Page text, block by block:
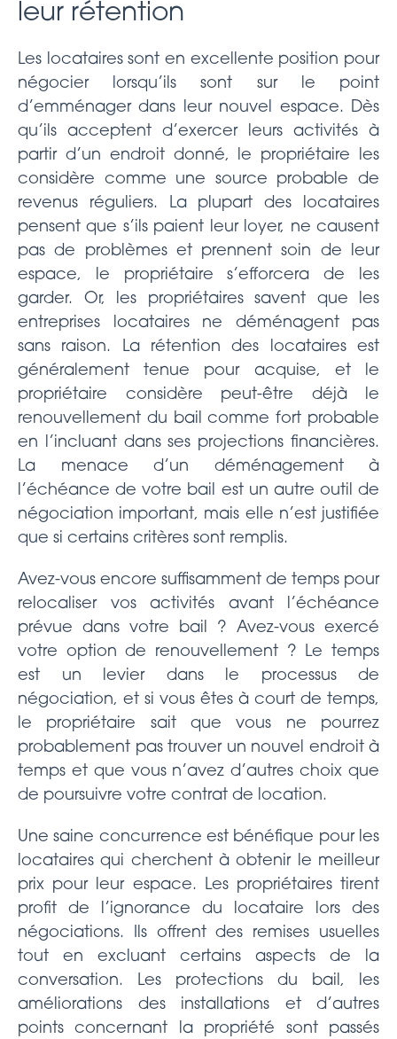
leur rétention
Les locataires sont en excellente position pour
négocier lorsqu’ils sont sur le point
d’emménager dans leur nouvel espace. Dès
qu’ils acceptent d’exercer leurs activités à
partir d’un endroit donné, le propriétaire les
considère comme une source probable de
revenus réguliers. La plupart des locataires
pensent que s’ils paient leur loyer, ne causent
pas de problèmes et prennent soin de leur
espace, le propriétaire s’efforcera de les
garder. Or, les propriétaires savent que les
entreprises locataires ne déménagent pas
sans raison. La rétention des locataires est
généralement tenue pour acquise, et le
propriétaire considère peut-être déjà le
renouvellement du bail comme fort probable
en l’incluant dans ses projections financières.
La menace d’un déménagement à
l’échéance de votre bail est un autre outil de
négociation important, mais elle n’est justifiée
que si certains critères sont remplis.
Avez-vous encore suffisamment de temps pour
relocaliser vos activités avant l’échéance
prévue dans votre bail ? Avez-vous exercé
votre option de renouvellement ? Le temps
est un levier dans le processus de
négociation, et si vous êtes à court de temps,
le propriétaire sait que vous ne pourrez
probablement pas trouver un nouvel endroit à
temps et que vous n’avez d’autres choix que
de poursuivre votre contrat de location.
Une saine concurrence est bénéfique pour les
locataires qui cherchent à obtenir le meilleur
prix pour leur espace. Les propriétaires tirent
profit de l’ignorance du locataire lors des
négociations. Ils offrent des remises usuelles
tout en excluant certains aspects de la
conversation. Les protections du bail, les
améliorations des installations et d’autres
points concernant la propriété sont passés